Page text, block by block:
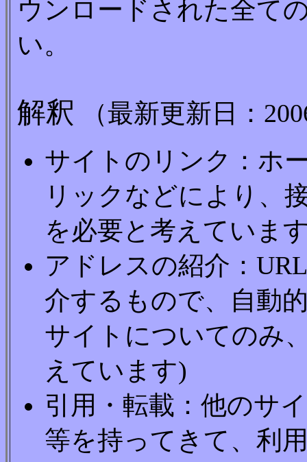
ウンロードされた全て
い。
解釈 （最新更新日：
サイトのリンク：ホ
リックなどにより、
を必要と考えていま
アドレスの紹介：
介するもので、自動
サイトについてのみ
えています)
引用・転載：他のサ
等を持ってきて、利